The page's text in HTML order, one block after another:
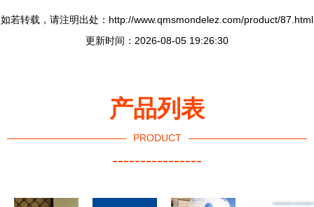
如若转载，请注明出处：http://www.qmsmondelez.com/product/87.html
更新时间：2026-08-05 19:26:30
产品列表
PRODUCT
----------------